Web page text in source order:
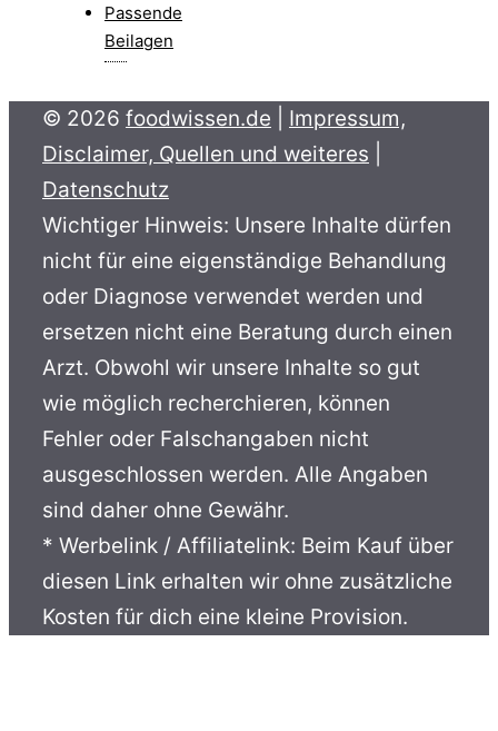
Passende
Beilagen
© 2026 foodwissen.de
Impressum,
Disclaimer, Quellen und weiteres
Datenschutz
Wichtiger Hinweis: Unsere Inhalte dürfen
nicht für eine eigenständige Behandlung
oder Diagnose verwendet werden und
ersetzen nicht eine Beratung durch einen
Arzt. Obwohl wir unsere Inhalte so gut
wie möglich recherchieren, können
Fehler oder Falschangaben nicht
ausgeschlossen werden. Alle Angaben
sind daher ohne Gewähr.
* Werbelink / Affiliatelink: Beim Kauf über
diesen Link erhalten wir ohne zusätzliche
Kosten für dich eine kleine Provision.